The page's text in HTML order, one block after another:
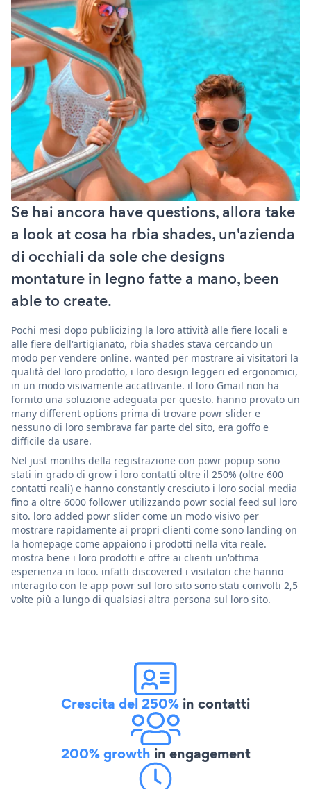
Se hai ancora have questions, allora take
a look at cosa ha rbia shades, un'azienda
di occhiali da sole che designs
montature in legno fatte a mano, been
able to create.
Pochi mesi dopo publicizing la loro attività alle fiere locali e
alle fiere dell'artigianato, rbia shades stava cercando un
modo per vendere online. wanted per mostrare ai visitatori la
qualità del loro prodotto, i loro design leggeri ed ergonomici,
in un modo visivamente accattivante. il loro Gmail non ha
fornito una soluzione adeguata per questo. hanno provato un
many different options prima di trovare powr slider e
nessuno di loro sembrava far parte del sito, era goffo e
difficile da usare.
Nel just months della registrazione con powr popup sono
stati in grado di grow i loro contatti oltre il 250% (oltre 600
contatti reali) e hanno constantly cresciuto i loro social media
fino a oltre 6000 follower utilizzando powr social feed sul loro
sito. loro added powr slider come un modo visivo per
mostrare rapidamente ai propri clienti come sono landing on
la homepage come appaiono i prodotti nella vita reale.
mostra bene i loro prodotti e offre ai clienti un'ottima
esperienza in loco. infatti discovered i visitatori che hanno
interagito con le app powr sul loro sito sono stati coinvolti 2,5
volte più a lungo di qualsiasi altra persona sul loro sito.
Crescita del 250% in contatti
200% growth in engagement